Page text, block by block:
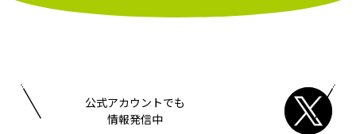
公式アカウントでも
情報発信中